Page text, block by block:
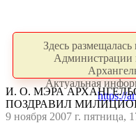
Здесь
Администрации
Актуальная
https://
И. О. МЭРА
ПОЗДРАВИЛ
9 ноября 2007 г. пятница,